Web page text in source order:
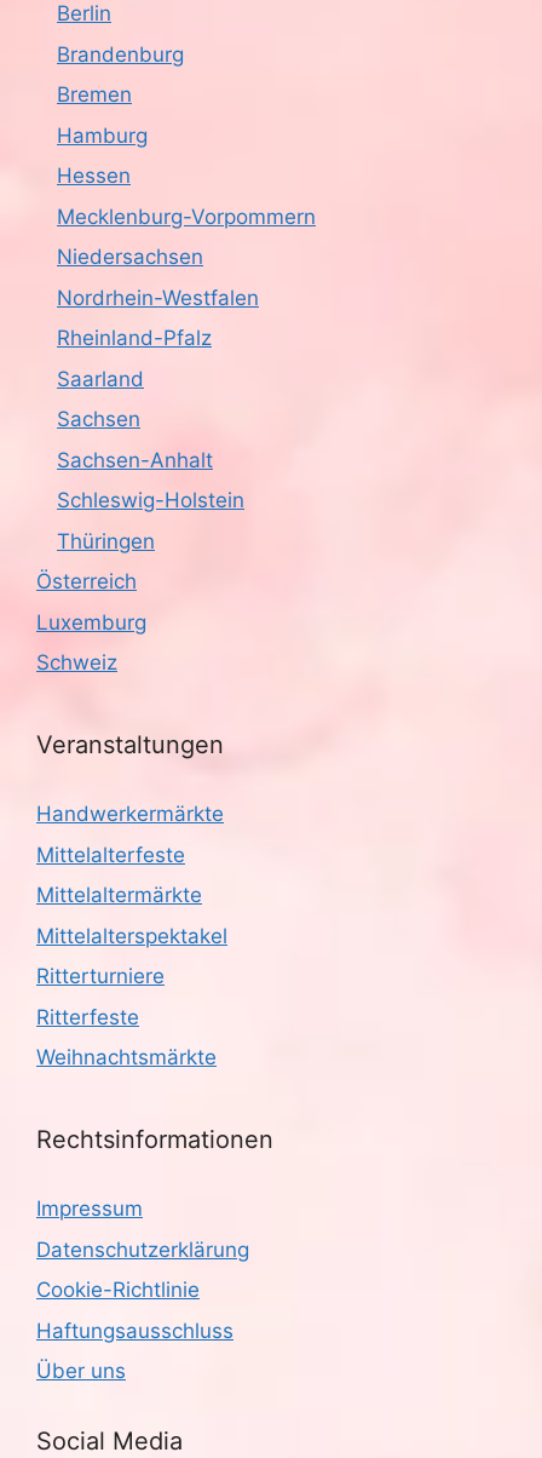
Berlin
Brandenburg
Bremen
Hamburg
Hessen
Mecklenburg-Vorpommern
Niedersachsen
Nordrhein-Westfalen
Rheinland-Pfalz
Saarland
Sachsen
Sachsen-Anhalt
Schleswig-Holstein
Thüringen
Österreich
Luxemburg
Schweiz
Veranstaltungen
Handwerkermärkte
Mittelalterfeste
Mittelaltermärkte
Mittelalterspektakel
Ritterturniere
Ritterfeste
Weihnachtsmärkte
Rechtsinformationen
Impressum
Datenschutzerklärung
Cookie-Richtlinie
Haftungsausschluss
Über uns
Social Media